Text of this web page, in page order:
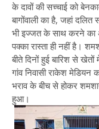
के दावों की सच्चाई को
बागोंवाली का है, जहां
भी इज्जत के साथ करने का
पक्का रास्ता ही नहीं है।
बीते दिनों हुई बारिश से खेतों
गांव निवासी राकेश
भराव के बीच से होकर
हुआ।